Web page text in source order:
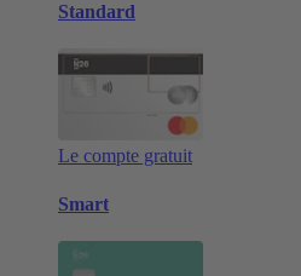
Standard
Le compte gratuit
Smart